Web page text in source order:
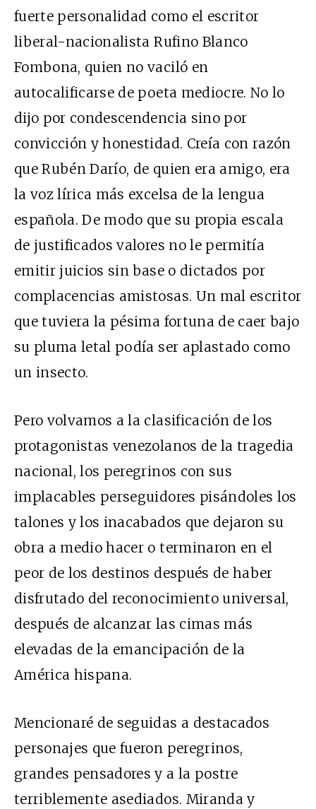
fuerte personalidad como el escritor
liberal-nacionalista Rufino Blanco
Fombona, quien no vaciló en
autocalificarse de poeta mediocre. No lo
dijo por condescendencia sino por
convicción y honestidad. Creía con razón
que Rubén Darío, de quien era amigo, era
la voz lírica más excelsa de la lengua
española. De modo que su propia escala
de justificados valores no le permitía
emitir juicios sin base o dictados por
complacencias amistosas. Un mal escritor
que tuviera la pésima fortuna de caer bajo
su pluma letal podía ser aplastado como
un insecto.
Pero volvamos a la clasificación de los
protagonistas venezolanos de la tragedia
nacional, los peregrinos con sus
implacables perseguidores pisándoles los
talones y los inacabados que dejaron su
obra a medio hacer o terminaron en el
peor de los destinos después de haber
disfrutado del reconocimiento universal,
después de alcanzar las cimas más
elevadas de la emancipación de la
América hispana.
Mencionaré de seguidas a destacados
personajes que fueron peregrinos,
grandes pensadores y a la postre
terriblemente asediados. Miranda y